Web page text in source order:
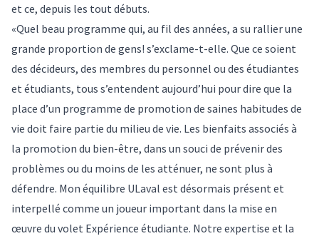
et ce, depuis les tout débuts.
«Quel beau programme qui, au fil des années, a su rallier une
grande proportion de gens! s’exclame-t-elle. Que ce soient
des décideurs, des membres du personnel ou des étudiantes
et étudiants, tous s’entendent aujourd’hui pour dire que la
place d’un programme de promotion de saines habitudes de
vie doit faire partie du milieu de vie. Les bienfaits associés à
la promotion du bien-être, dans un souci de prévenir des
problèmes ou du moins de les atténuer, ne sont plus à
défendre. Mon équilibre ULaval est désormais présent et
interpellé comme un joueur important dans la mise en
œuvre du volet Expérience étudiante. Notre expertise et la